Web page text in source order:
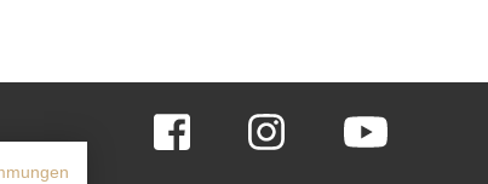
Facebook Instagram YouTube